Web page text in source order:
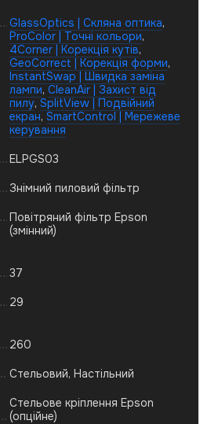
GlassOptics | Скляна оптика,
ProColor | Точні кольори,
4Corner | Корекція кутів,
GeoCorrect | Корекція форми,
InstantSwap | Швидка заміна
лампи, CleanAir | Захист від
пилу, SplitView | Подвійний
екран, SmartControl | Мережеве
керування
ELPGS03
Знімний пиловий фільтр
Повітряний фільтр Epson
(змінний)
37
29
260
Стельовий, Настільний
Стельове кріплення Epson
(опційне)